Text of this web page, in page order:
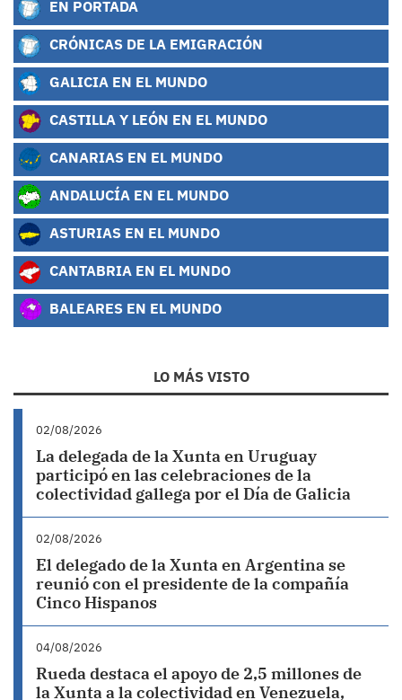
EN PORTADA
CRÓNICAS DE LA EMIGRACIÓN
GALICIA EN EL MUNDO
CASTILLA Y LEÓN EN EL MUNDO
CANARIAS EN EL MUNDO
ANDALUCÍA EN EL MUNDO
ASTURIAS EN EL MUNDO
CANTABRIA EN EL MUNDO
BALEARES EN EL MUNDO
LO MÁS VISTO
02/08/2026
La delegada de la Xunta en Uruguay
participó en las celebraciones de la
colectividad gallega por el Día de Galicia
02/08/2026
El delegado de la Xunta en Argentina se
reunió con el presidente de la compañía
Cinco Hispanos
04/08/2026
Rueda destaca el apoyo de 2,5 millones de
la Xunta a la colectividad en Venezuela,